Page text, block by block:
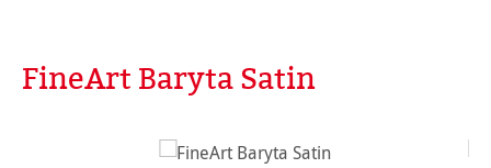
FineArt Baryta Satin
Bildergalerie überspringen